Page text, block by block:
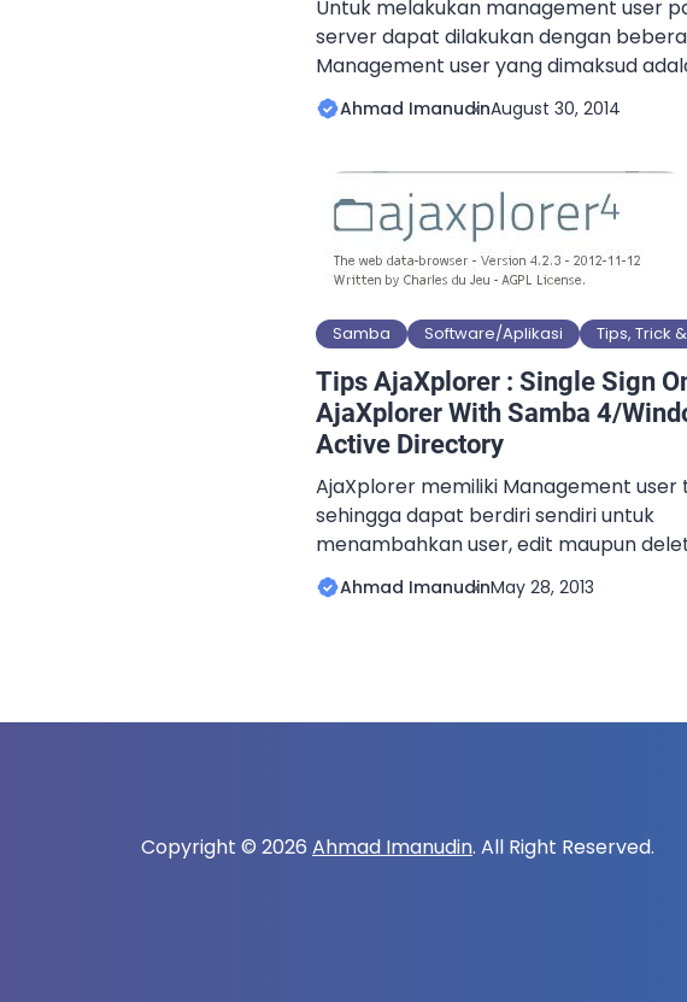
Untuk melakukan management user
server dapat dilakukan dengan
Management user yang dimaksud
menambah, mengedit, ataupun
yang ada pada LDAP server. Jika
dapat dilakukan melalui menu YAST.
menggunakan aplikasi berbasis web,
menggunakan aplikasi seperti
atau aplikasi seperti LDAPAdmin dan […]
Ahmad ImanudinAugust 30, 2014
Samba Software/Aplikasi Tips, Trick
Tips AjaXplorer : Single Sign
AjaXplorer With Samba 4/
Active Directory
AjaXplorer memiliki Management user
sehingga dapat berdiri sendiri untuk
menambahkan user, edit maupun
yang ada. Selain itu, AjaXplorer juga
diintegrasikan dengan Windows Active
Satu User+Password dapat digunakan
Ahmad ImanudinMay 28, 2013
Copyright © 2026 Ahmad Imanudin. All Right Reserved.